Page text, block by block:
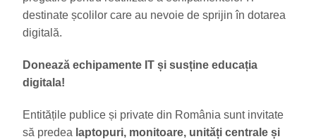
destinate școlilor care au nevoie de sprijin în dotarea
digitală.
Donează echipamente IT și susține educația
digitala!
Entitățile publice și private din România sunt invitate
să predea laptopuri, monitoare, unități centrale și